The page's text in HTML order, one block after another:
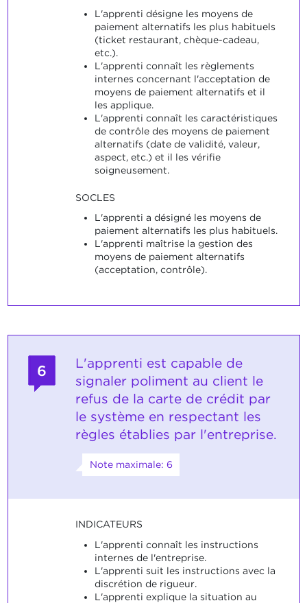
L'apprenti désigne les moyens de
paiement alternatifs les plus habituels
(ticket restaurant, chèque-cadeau,
etc.).
L'apprenti connaît les règlements
internes concernant l'acceptation de
moyens de paiement alternatifs et il
les applique.
L'apprenti connaît les caractéristiques
de contrôle des moyens de paiement
alternatifs (date de validité, valeur,
aspect, etc.) et il les vérifie
soigneusement.
SOCLES
L'apprenti a désigné les moyens de
paiement alternatifs les plus habituels.
L'apprenti maîtrise la gestion des
moyens de paiement alternatifs
(acceptation, contrôle).
6
L'apprenti est capable de
signaler poliment au client le
refus de la carte de crédit par
le système en respectant les
règles établies par l'entreprise.
Note maximale: 6
INDICATEURS
L'apprenti connaît les instructions
internes de l'entreprise.
L'apprenti suit les instructions avec la
discrétion de rigueur.
L'apprenti explique la situation au